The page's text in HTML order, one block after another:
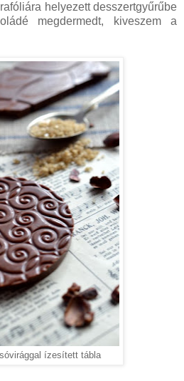
helyezett desszertgyűrűbe
megdermedt, kiveszem a
ízesített tábla